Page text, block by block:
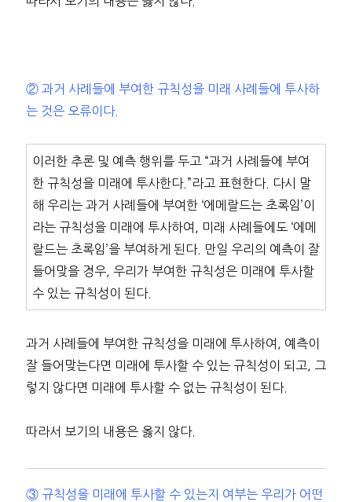
② 과거 사례들에 부여한 규칙성을 미래 사례들에 투사하
는 것은 오류이다.
이러한 추론 및 예측 행위를 두고 “과거 사례들에 부여
한 규칙성을 미래에 투사한다.”라고 표현한다. 다시 말
해 우리는 과거 사례들에 부여한 ‘에메랄드는 초록임’이
라는 규칙성을 미래에 투사하여, 미래 사례들에도 ‘에메
랄드는 초록임’을 부여하게 된다. 만일 우리의 예측이 잘
들어맞을 경우, 우리가 부여한 규칙성은 미래에 투사할
수 있는 규칙성이 된다.
과거 사례들에 부여한 규칙성을 미래에 투사하여, 예측이
잘 들어맞는다면 미래에 투사할 수 있는 규칙성이 되고, 그
렇지 않다면 미래에 투사할 수 없는 규칙성이 된다.
따라서 보기의 내용은 옳지 않다.
③ 규칙성을 미래에 투사할 수 있는지 여부는 우리가 어떤